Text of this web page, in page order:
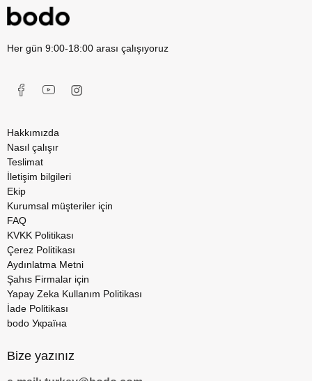
Her gün 9:00-18:00 arası çalışıyoruz
Hakkımızda
Nasıl çalışır
Teslimat
İletişim bilgileri
Ekip
Kurumsal müşteriler için
FAQ
KVKK Politikası
Çerez Politikası
Aydınlatma Metni
Şahıs Firmalar için
Yapay Zeka Kullanım Politikası
İade Politikası
bodo Україна
Bize yazınız